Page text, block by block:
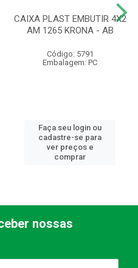
CAIXA PLAST EMBUTIR 4X2
AM 1265 KRONA - AB
Código: 5791
Embalagem: PC
Faça seu login ou
cadastre-se para
ver preços e
comprar
nossas